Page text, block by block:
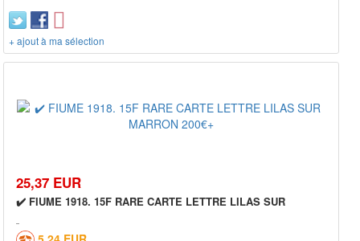
+ ajout à ma sélection
25,37 EUR
✔️ FIUME 1918. 15F RARE CARTE LETTRE LILAS SUR